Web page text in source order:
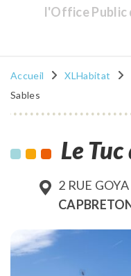
l'Office Public
Accueil XLHabitat
Sables
Le Tuc
2 RUE GOYA